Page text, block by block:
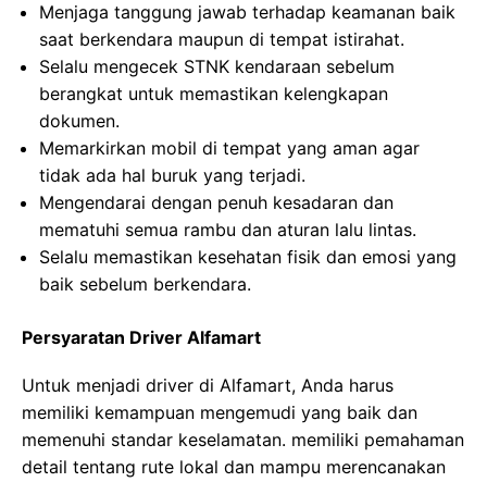
Menjaga tanggung jawab terhadap keamanan baik
saat berkendara maupun di tempat istirahat.
Selalu mengecek STNK kendaraan sebelum
berangkat untuk memastikan kelengkapan
dokumen.
Memarkirkan mobil di tempat yang aman agar
tidak ada hal buruk yang terjadi.
Mengendarai dengan penuh kesadaran dan
mematuhi semua rambu dan aturan lalu lintas.
Selalu memastikan kesehatan fisik dan emosi yang
baik sebelum berkendara.
Persyaratan Driver Alfamart
Untuk menjadi driver di Alfamart, Anda harus
memiliki kemampuan mengemudi yang baik dan
memenuhi standar keselamatan. memiliki pemahaman
detail tentang rute lokal dan mampu merencanakan